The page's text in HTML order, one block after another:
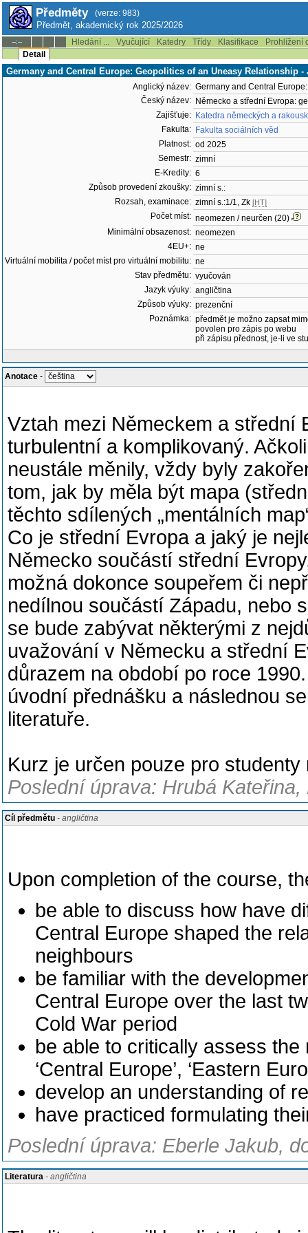
Předměty (verze: 983)
Předmět, akademický rok 2025/2026
--:-- Hledání ... Vyučující Katedry Třídy Klasifikace
Prohlížení
Detail
Germany and Central Europe: Geopolitics of an Uneasy Relationship -
Anglický název: Germany and Central
Český název: Německo a střední Evropa:
Zajišťuje: Katedra německých a
Fakulta: Fakulta sociálních věd
Platnost: od 2025
Semestr: zimní
E-Kredity: 6
Způsob provedení zkoušky: zimní s.:
Rozsah, examinace: zimní s.:1/1, Zk [HT]
Počet míst: neomezen / neurčen (20)
Minimální obsazenost: neomezen
4EU+: ne
Virtuální mobilita / počet míst pro virtuální mobilitu: ne
Stav předmětu: vyučován
Jazyk výuky: angličtina
Způsob výuky: prezenční
Poznámka: předmět je možno zapsat
povolen pro zápis po webu
při zápisu přednost, je-li ve
Anotace -
Vztah mezi Německem a střední
turbulentní a komplikovaný.
neustále měnily, vždy byly
tom, jak by měla být mapa
těchto sdílených „mentálních
Co je střední Evropa a jaký je
Německo součástí střední
možná dokonce soupeřem či
nedílnou součástí Západu, nebo
se bude zabývat některými z
uvažování v Německu a střední
důrazem na období po roce
úvodní přednášku a následnou
literatuře.
Kurz je určen pouze pro
Poslední úprava: Hrubá
Cíl předmětu - angličtina
Upon completion of the course,
be able to discuss how have
Central Europe shaped the
neighbours
be familiar with the
Central Europe over the last
Cold War period
be able to critically assess the
‘Central Europe’, ‘Eastern
develop an understanding of
have practiced formulating
Poslední úprava: Eberle Jakub,
Literatura - angličtina